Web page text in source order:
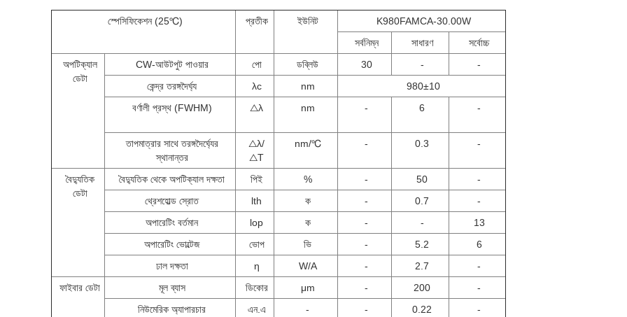
স্পেসিফিকেশন (25℃) প্রতীক ইউনিট
K980FAMCA-30.00W
সর্বনিম্ন
সাধারণ
সর্বোচ্চ
অপটিক্যাল
ডেটা
CW-আউটপুট পাওয়ার পো ডব্লিউ 30 -
-
কেন্দ্র তরঙ্গদৈর্ঘ্য
λc nm
980±10
বর্ণালী প্রস্থ (FWHM)
△λ nm - 6 -
তাপমাত্রার সাথে তরঙ্গদৈর্ঘ্যের
স্থানান্তর
△λ/
△T
nm/℃ - 0.3 -
বৈদ্যুতিক
ডেটা
বৈদ্যুতিক থেকে অপটিক্যাল দক্ষতা পিই % - 50
-
থ্রেশহোল্ড স্রোত
lth ক - 0.7
-
অপারেটিং বর্তমান
lop ক - -
13
অপারেটিং ভোল্টেজ
ভোপ ভি - 5.2
6
ঢাল দক্ষতা
η W/A - 2.7
-
ফাইবার ডেটা
মূল ব্যাস ডিকোর μm - 200
-
নিউমেরিক অ্যাপারচার
এন.এ - - 0.22
-